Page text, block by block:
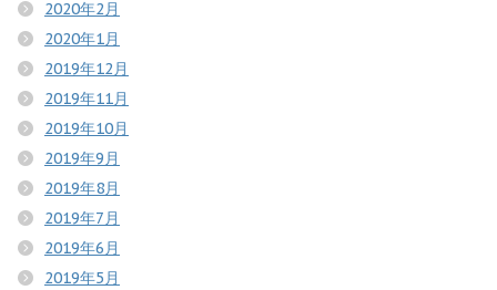
2020年2月
2020年1月
2019年12月
2019年11月
2019年10月
2019年9月
2019年8月
2019年7月
2019年6月
2019年5月